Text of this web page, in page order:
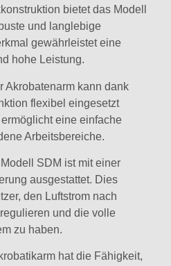
bietet das Modell
und langlebige
gewährleistet eine
hohe Leistung.
Akrobatenarm kann dank
flexibel eingesetzt
eine einfache
Arbeitsbereiche.
SDM ist mit einer
ausgestattet. Dies
den Luftstrom nach
und die volle
zu haben.
hat die Fähigkeit,